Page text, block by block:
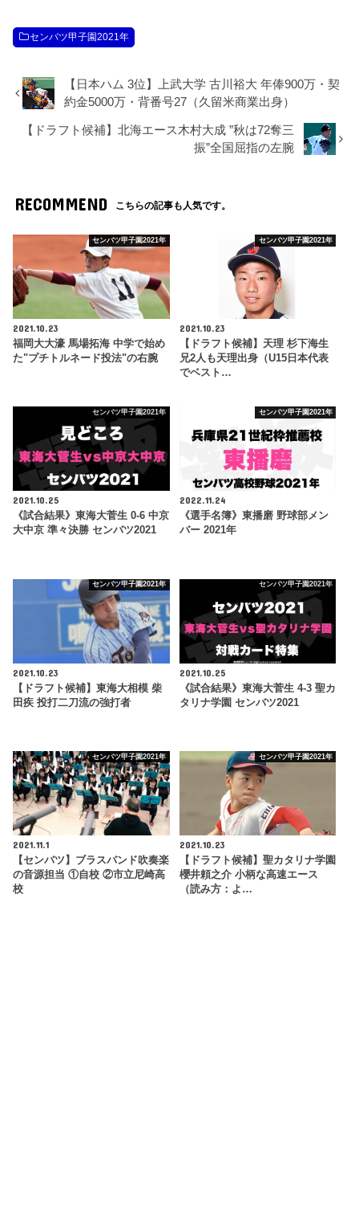
センバツ甲子園2021年
【日本ハム 3位】上武大学 古川裕大 年俸900万・契
約金5000万・背番号27（久留米商業出身）
【ドラフト候補】北海エース木村大成 ”秋は72奪三
振”全国屈指の左腕
RECOMMEND こちらの記事も人気です。
センバツ甲子園2021年
2021.10.23
福岡大大濠 馬場拓海 中学で始め
た"プチトルネード投法"の右腕
センバツ甲子園2021年
2021.10.23
【ドラフト候補】天理 杉下海生
兄2人も天理出身（U15日本代表
でベスト…
センバツ甲子園2021年
2021.10.25
《試合結果》東海大菅生 0-6 中京
大中京 準々決勝 センバツ2021
センバツ甲子園2021年
2022.11.24
《選手名簿》東播磨 野球部メン
バー 2021年
センバツ甲子園2021年
2021.10.23
【ドラフト候補】東海大相模 柴
田疾 投打二刀流の強打者
センバツ甲子園2021年
2021.10.25
《試合結果》東海大菅生 4-3 聖カ
タリナ学園 センバツ2021
センバツ甲子園2021年
2021.11.1
【センバツ】ブラスバンド吹奏楽
の音源担当 ①自校 ②市立尼崎高
校
センバツ甲子園2021年
2021.10.23
【ドラフト候補】聖カタリナ学園
櫻井頼之介 小柄な高速エース
（読み方：よ…